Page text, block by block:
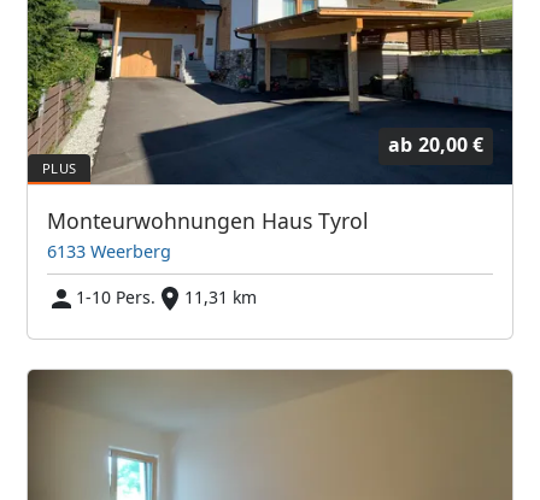
ab 20,00 €
Monteurwohnungen Haus Tyrol
6133 Weerberg
1-10 Pers.
11,31 km